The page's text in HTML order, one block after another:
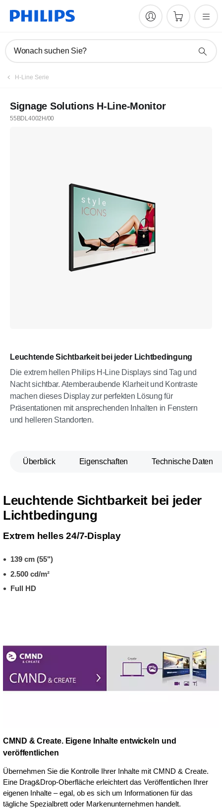
Wonach suchen Sie?
H-Line Serie
Signage Solutions H-Line-Monitor
55BDL4002H/00
Leuchtende Sichtbarkeit bei jeder Lichtbedingung
Die extrem hellen Philips H-Line Displays sind Tag und
Nacht sichtbar. Atemberaubende Klarheit und Kontraste
machen dieses Display zur perfekten Lösung für
Präsentationen mit ansprechenden Inhalten in Fenstern
und helleren Standorten.
Überblick Eigenschaften Technische Daten
Leuchtende Sichtbarkeit bei jeder
Lichtbedingung
Extrem helles 24/7-Display
139 cm (55")
2.500 cd/m²
Full HD
CMND & Create. Eigene Inhalte entwickeln und
veröffentlichen
Übernehmen Sie die Kontrolle Ihrer Inhalte mit CMND & Create.
Eine Drag&Drop-Oberfläche erleichtert das Veröffentlichen Ihrer
eigenen Inhalte – egal, ob es sich um Informationen für das
tägliche Spezialbrett oder Markenunternehmen handelt.